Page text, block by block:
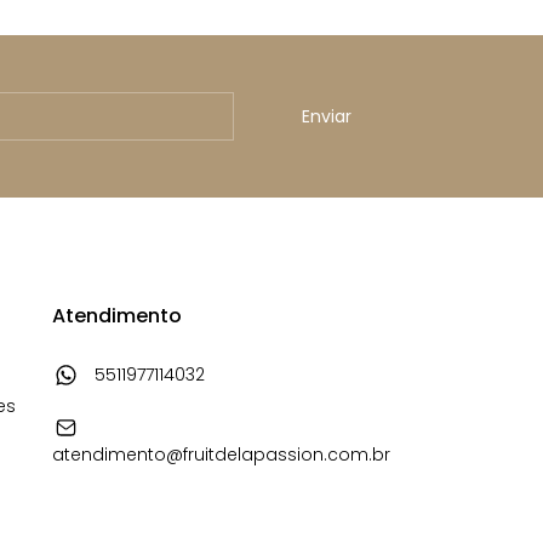
Atendimento
5511977114032
atendimento@fruitdelapassion.com.br